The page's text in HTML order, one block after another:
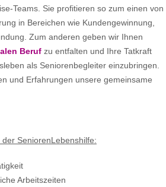
Teams. Sie profitieren so zum einen von
in Bereichen wie Kundengewinnung,
Zum anderen geben wir Ihnen
Beruf zu entfalten und Ihre Tatkraft
als Seniorenbegleiter einzubringen.
und Erfahrungen unsere gemeinsame
SeniorenLebenshilfe:
Arbeitszeiten